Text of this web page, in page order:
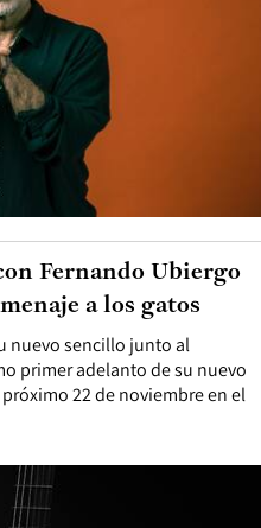
nuevo sencillo junto al
primer adelanto de su nuevo
22 de noviembre en el
Fernando Ubiergo
a los gatos